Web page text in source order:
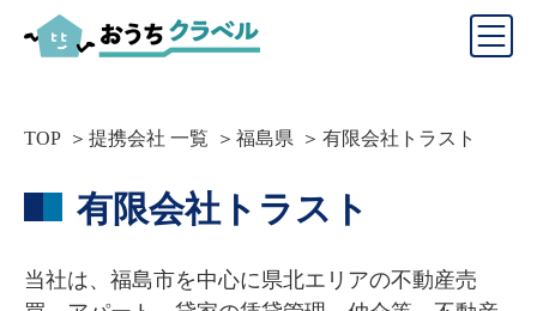
TOP 提携会社 一覧 福島県 有限会社トラスト
有限会社トラスト
当社は、福島市を中心に県北エリアの不動産売